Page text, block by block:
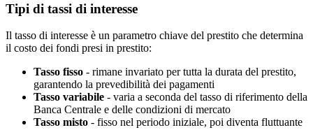
Tipi di tassi di interesse
Il tasso di interesse è un parametro chiave del prestito che determina
il costo dei fondi presi in prestito:
Tasso fisso - rimane invariato per tutta la durata del prestito,
garantendo la prevedibilità dei pagamenti
Tasso variabile - varia a seconda del tasso di riferimento della
Banca Centrale e delle condizioni di mercato
Tasso misto - fisso nel periodo iniziale, poi diventa fluttuante